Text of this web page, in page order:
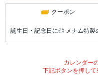
クーポン
誕生日・記念日に◎ メナム特製
カレンダー
下記ボタンを押して